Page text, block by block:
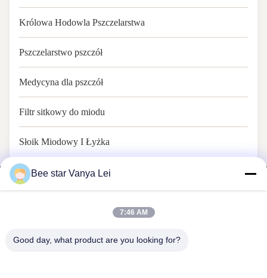
Królowa Hodowla Pszczelarstwa
Pszczelarstwo pszczół
Medycyna dla pszczół
Filtr sitkowy do miodu
Słoik Miodowy I Łyżka
PSZCZELA GWIAZDA, ABY UWIELBIAĆ TWOJE
Bee star Vanya Lei
7:46 AM
Good day, what product are you looking for?